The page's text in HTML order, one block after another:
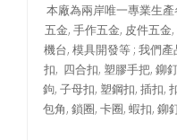
本廠為兩岸唯一專業生
五金, 手作五金, 皮件五金
機台, 模具開發等 ; 我們
扣, 四合扣, 塑膠手把, 鉚
鉤, 子母扣, 塑鋼扣, 插扣,
包角, 鎖圈, 卡圈, 蝦扣, 鉚